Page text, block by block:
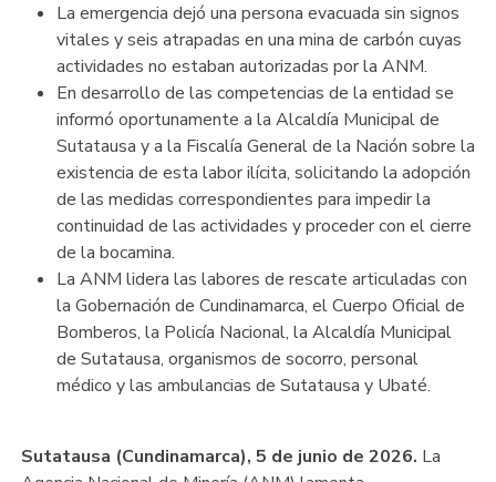
La emergencia dejó una persona evacuada sin signos
vitales y seis atrapadas en una mina de carbón cuyas
actividades no estaban autorizadas por la ANM.
En desarrollo de las competencias de la entidad se
informó oportunamente a la Alcaldía Municipal de
Sutatausa y a la Fiscalía General de la Nación sobre la
existencia de esta labor ilícita, solicitando la adopción
de las medidas correspondientes para impedir la
continuidad de las actividades y proceder con el cierre
de la bocamina.
La ANM lidera las labores de rescate articuladas con
la Gobernación de Cundinamarca, el Cuerpo Oficial de
Bomberos, la Policía Nacional, la Alcaldía Municipal
de Sutatausa, organismos de socorro, personal
médico y las ambulancias de Sutatausa y Ubaté.
Sutatausa (Cundinamarca), 5 de junio de 2026. La